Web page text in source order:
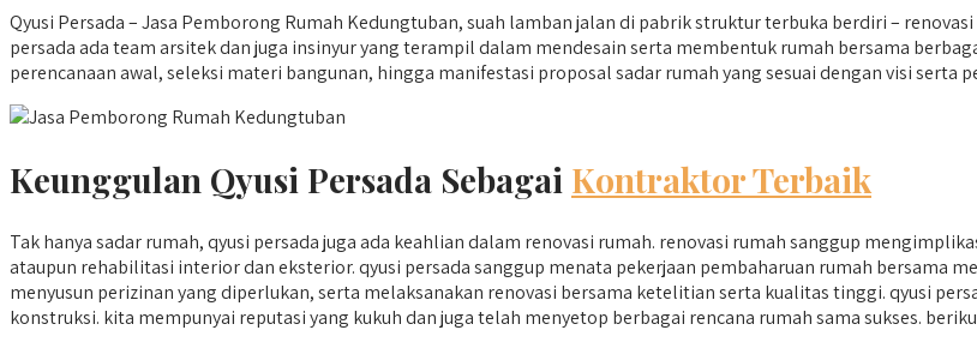
Qyusi Persada – Jasa Pemborong Rumah Kedungtuban, suah lamban jalan di pabrik struktur terbuka berdiri –
persada ada team arsitek dan juga insinyur yang terampil dalam mendesain serta membentuk rumah bersama
perencanaan awal, seleksi materi bangunan, hingga manifestasi proposal sadar rumah yang sesuai dengan visi serta
Keunggulan Qyusi Persada Sebagai Kontraktor Terbaik
Tak hanya sadar rumah, qyusi persada juga ada keahlian dalam renovasi rumah. renovasi rumah sanggup
ataupun rehabilitasi interior dan eksterior. qyusi persada sanggup menata pekerjaan pembaharuan rumah bersama
menyusun perizinan yang diperlukan, serta melaksanakan renovasi bersama ketelitian serta kualitas tinggi. qyusi
konstruksi. kita mempunyai reputasi yang kukuh dan juga telah menyetop berbagai rencana rumah sama sukses.